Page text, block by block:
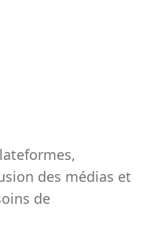
des médias et
de